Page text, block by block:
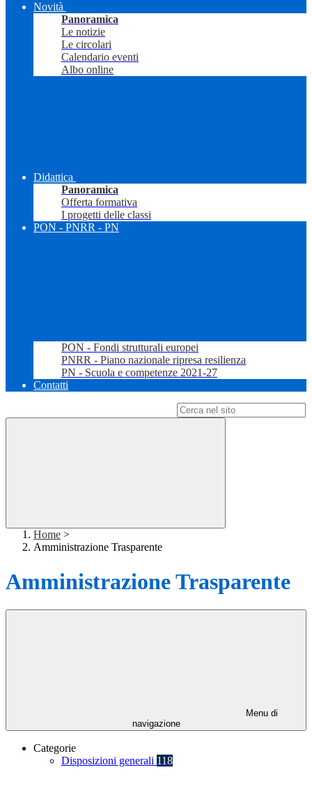
Novità
Panoramica
Le notizie
Le circolari
Calendario eventi
Albo online
Didattica
Panoramica
Offerta formativa
I progetti delle classi
PON - PNRR - PN
PON - Fondi strutturali europei
PNRR - Piano nazionale ripresa resilienza
PN - Scuola e competenze 2021-27
Contatti
Home >
Amministrazione Trasparente
Amministrazione Trasparente
Menu di
navigazione
Categorie
Disposizioni generali 118